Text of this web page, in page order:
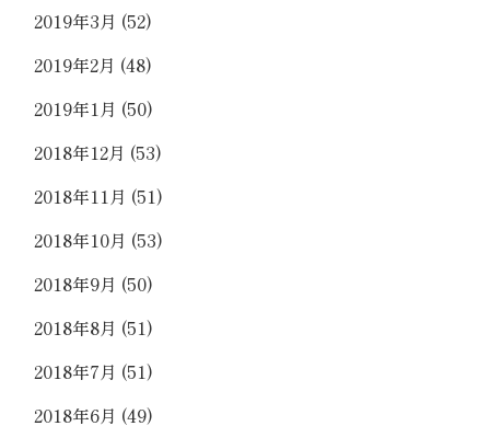
2019年3月 (52)
2019年2月 (48)
2019年1月 (50)
2018年12月 (53)
2018年11月 (51)
2018年10月 (53)
2018年9月 (50)
2018年8月 (51)
2018年7月 (51)
2018年6月 (49)